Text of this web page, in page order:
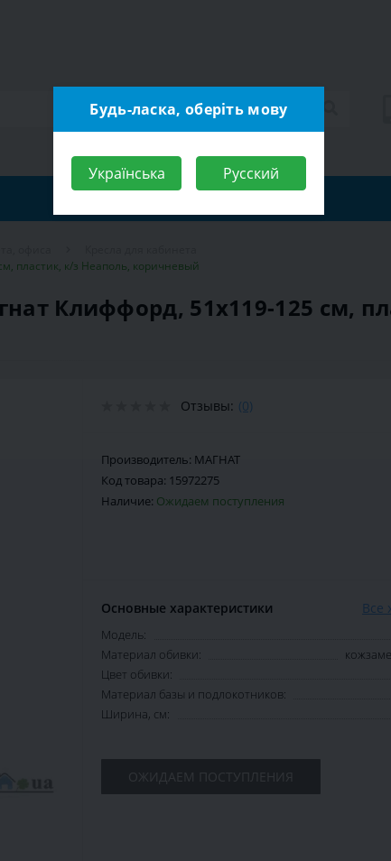
пластик, к/з Неаполь, коричневый
Клиффорд, 51х119-125 см,
Отзывы: (0)
Производитель: МАГНАТ
Код товара: 15972275
Наличие: Ожидаем поступления
Основные характеристики Все
Модель:
Материал обивки:
Цвет обивки:
Материал базы и подлокотников:
Ширина, см:
ОЖИДАЕМ ПОСТУПЛЕНИЯ
Будь-ласка, оберіть мову
Українська Русский